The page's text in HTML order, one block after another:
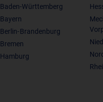
Baden-Württemberg
Bayern
Berlin-Brandenburg
Bremen
Hamburg